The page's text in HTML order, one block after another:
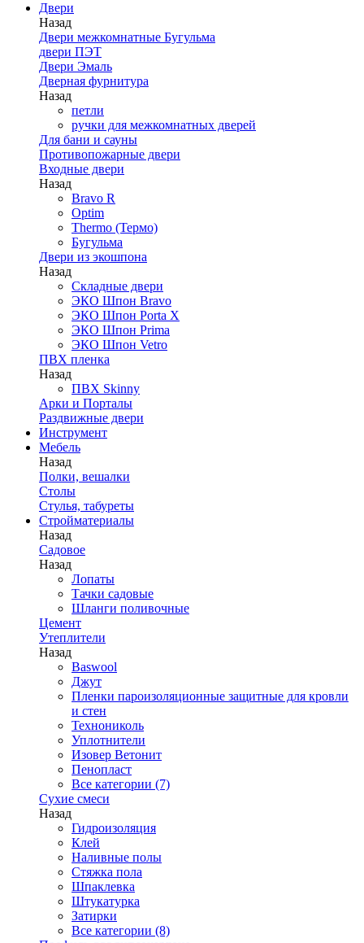
Двери
Назад
Двери межкомнатные Бугульма
двери ПЭТ
Двери Эмаль
Дверная фурнитура
Назад
петли
ручки для межкомнатных дверей
Для бани и сауны
Противопожарные двери
Входные двери
Назад
Bravo R
Optim
Thermo (Термо)
Бугульма
Двери из экошпона
Назад
Складные двери
ЭКО Шпон Bravo
ЭКО Шпон Porta X
ЭКО Шпон Prima
ЭКО Шпон Vetro
ПВХ пленка
Назад
ПВХ Skinny
Арки и Порталы
Раздвижные двери
Инструмент
Мебель
Назад
Полки, вешалки
Столы
Стулья, табуреты
Стройматериалы
Назад
Садовое
Назад
Лопаты
Тачки садовые
Шланги поливочные
Цемент
Утеплители
Назад
Baswool
Джут
Пленки пароизоляционные защитные для кровли
и стен
Технониколь
Уплотнители
Изовер Ветонит
Пенопласт
Все категории (7)
Сухие смеси
Назад
Гидроизоляция
Клей
Наливные полы
Стяжка пола
Шпаклевка
Штукатурка
Затирки
Все категории (8)